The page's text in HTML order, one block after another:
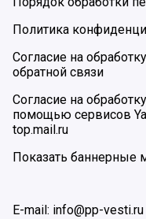
Политика
Согласие на
обратной связи
Согласие на
помощью сервисов
top.mail.ru
Показать баннерные
E-mail: info@pp-vesti.ru